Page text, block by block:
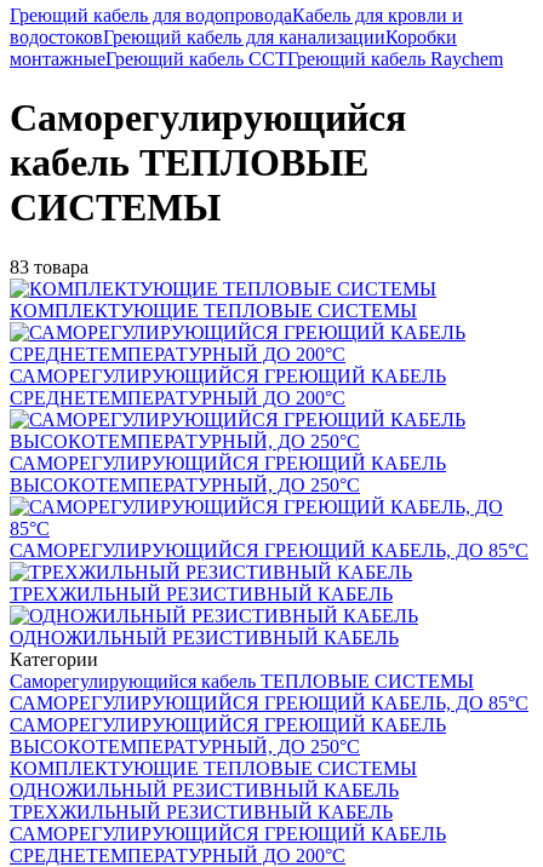
Греющий кабель для водопроводаКабель для кровли и
водостоковГреющий кабель для канализацииКоробки
монтажныеГреющий кабель ССТГреющий кабель Raychem
Саморегулирующийся
кабель ТЕПЛОВЫЕ
СИСТЕМЫ
83 товара
КОМПЛЕКТУЮЩИЕ ТЕПЛОВЫЕ СИСТЕМЫ
САМОРЕГУЛИРУЮЩИЙСЯ ГРЕЮЩИЙ КАБЕЛЬ
СРЕДНЕТЕМПЕРАТУРНЫЙ ДО 200°С
САМОРЕГУЛИРУЮЩИЙСЯ ГРЕЮЩИЙ КАБЕЛЬ
ВЫСОКОТЕМПЕРАТУРНЫЙ, ДО 250°С
САМОРЕГУЛИРУЮЩИЙСЯ ГРЕЮЩИЙ КАБЕЛЬ, ДО 85°С
ТРЕХЖИЛЬНЫЙ РЕЗИСТИВНЫЙ КАБЕЛЬ
ОДНОЖИЛЬНЫЙ РЕЗИСТИВНЫЙ КАБЕЛЬ
Категории
Саморегулирующийся кабель ТЕПЛОВЫЕ СИСТЕМЫ
САМОРЕГУЛИРУЮЩИЙСЯ ГРЕЮЩИЙ КАБЕЛЬ, ДО 85°С
САМОРЕГУЛИРУЮЩИЙСЯ ГРЕЮЩИЙ КАБЕЛЬ
ВЫСОКОТЕМПЕРАТУРНЫЙ, ДО 250°С
КОМПЛЕКТУЮЩИЕ ТЕПЛОВЫЕ СИСТЕМЫ
ОДНОЖИЛЬНЫЙ РЕЗИСТИВНЫЙ КАБЕЛЬ
ТРЕХЖИЛЬНЫЙ РЕЗИСТИВНЫЙ КАБЕЛЬ
САМОРЕГУЛИРУЮЩИЙСЯ ГРЕЮЩИЙ КАБЕЛЬ
СРЕДНЕТЕМПЕРАТУРНЫЙ ДО 200°С